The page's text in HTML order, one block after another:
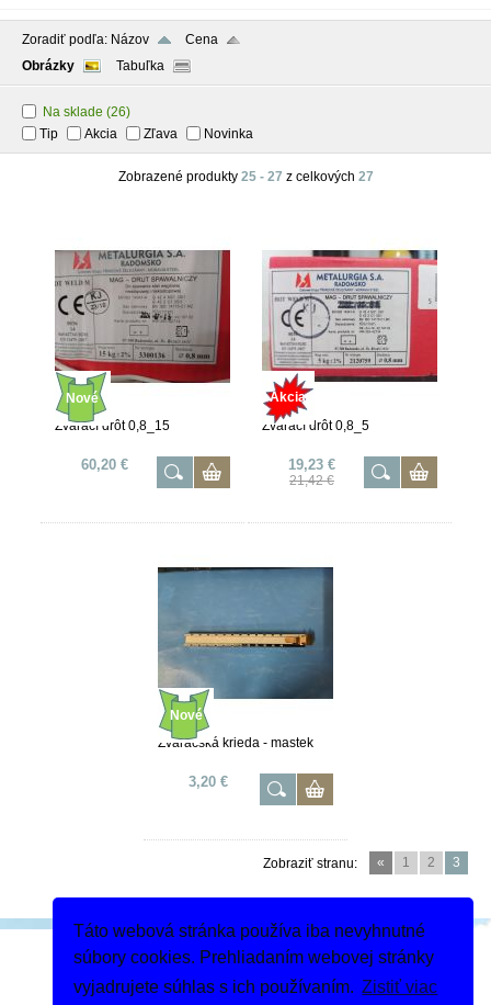
Táto webová stránka používa iba nevyhnutné
súbory cookies. Prehliadaním webovej stránky
vyjadrujete súhlas s ich používaním. Zistiť viac
Zoradiť podľa: Názov
Cena
Obrázky
Tabuľka
Na sklade (26)
Tip
Akcia Zľava Novinka
Zobrazené produkty 25 - 27 z celkových 27
Nové
Zvárací drôt 0,8_15
60,20 €
Akcia
Zvárací drôt 0,8_5
19,23 €
21,42 €
Nové
Zváračská krieda - mastek
3,20 €
Zobraziť stranu: « 1 2 3
Podeľte sa
Dodanie tovaru